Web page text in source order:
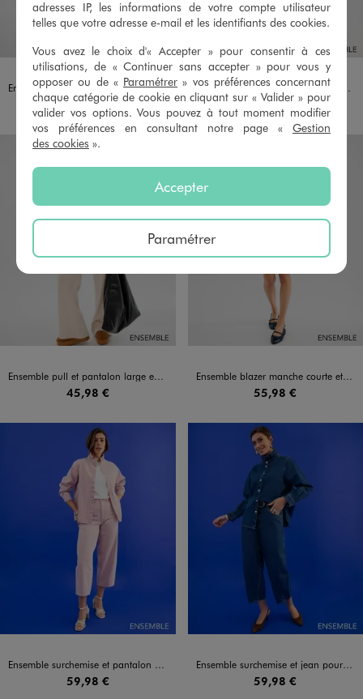
Ensemble chemise et jupe satin vert pour femme
51,98 €
Ensemble haut et jupe longue à sequins
59,98 €
Ensemble pull et pantalon large en maille pour femme
45,98 €
Ensemble blazer manche courte et jupe short marine pour femme
55,98 €
Ensemble surchemise et pantalon à rayures pour femme
59,98 €
Ensemble surchemise et jean pour femme
59,98 €
adresses IP, les informations de votre compte utilisateur
telles que votre adresse e-mail et les identifiants des cookies.
Vous avez le choix d'« Accepter » pour consentir à ces
utilisations, de « Continuer sans accepter » pour vous y
opposer ou de « Paramétrer » vos préférences concernant
chaque catégorie de cookie en cliquant sur « Valider » pour
valider vos options. Vous pouvez à tout moment modifier
vos préférences en consultant notre page « Gestion
des cookies ».
Accepter
Paramétrer